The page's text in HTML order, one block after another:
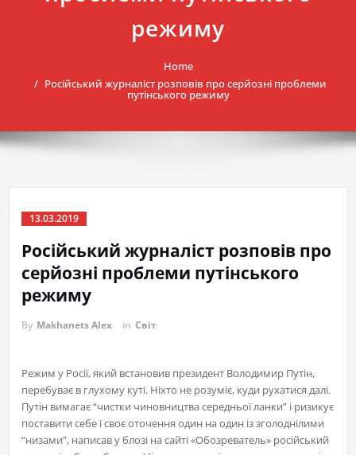
режиму
Home
Російський журналіст розповів про серйозні проблеми
путінського режиму
13.03.2019
Російський журналіст розповів про
серйозні проблеми путінського
режиму
By Makhanets Alex in Світ
Режим у Росії, який встановив президент Володимир Путін,
перебуває в глухому куті. Ніхто не розуміє, куди рухатися далі.
Путін вимагає “чистки чиновництва середньої ланки” і ризикує
поставити себе і своє оточення один на один із зголоднілими
“низами”, написав у блозі на сайті «Обозреватель» російський